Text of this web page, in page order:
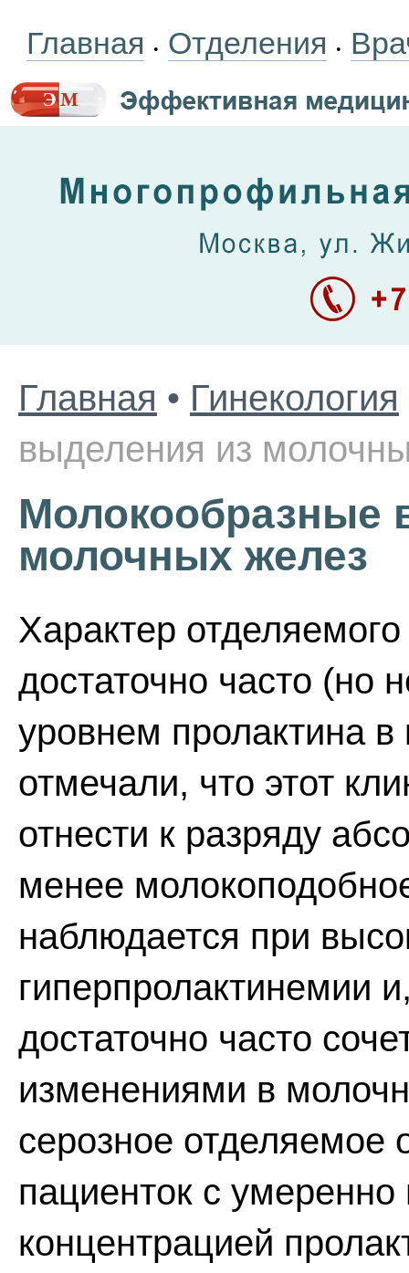
Главная • Отделения •
Главная • Гинекология
выделения из
Молокообразные
молочных желез
Характер
достаточно часто (но
уровнем пролактина
отмечали, что этот
отнести к разряду
менее
наблюдается при
гиперпролактинемии
достаточно часто
изменениями в
серозное отделяемое
пациенток с
концентрацией